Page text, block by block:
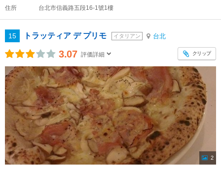
住所 台北市信義路五段16-1號1樓
15 トラッティア デ プリモ イタリアン 台北
3.07 評価詳細 クリップ
2